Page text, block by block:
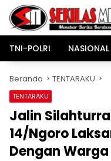
Langsung
konten
TNI-POLRI
NASIONAL
Beranda TENTARAKU
TENTARAKU
Jalin
14/Ngoro
Dengan Warga